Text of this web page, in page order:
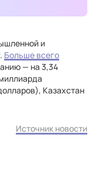
и
Больше всего
— на 3,34
Казахстан
Источник новости